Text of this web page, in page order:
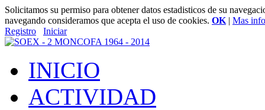
Solicitamos su permiso para obtener datos estadisticos de su
navegando consideramos que acepta el uso de cookies. OK | Mas
Registro
Iniciar
INICIO
ACTIVIDAD